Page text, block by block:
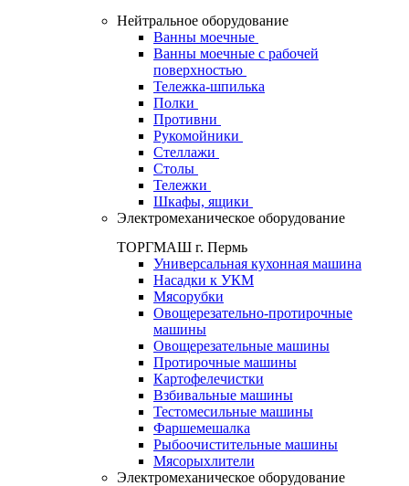
Нейтральное оборудование
Ванны моечные
Ванны моечные с рабочей
поверхностью
Тележка-шпилька
Полки
Противни
Рукомойники
Стеллажи
Столы
Тележки
Шкафы, ящики
Электромеханическое оборудование
ТОРГМАШ г. Пермь
Универсальная кухонная машина
Насадки к УКМ
Мясорубки
Овощерезательно-протирочные
машины
Овощерезательные машины
Протирочные машины
Картофелечистки
Взбивальные машины
Тестомесильные машины
Фаршемешалка
Рыбоочистительные машины
Мясорыхлители
Электромеханическое оборудование